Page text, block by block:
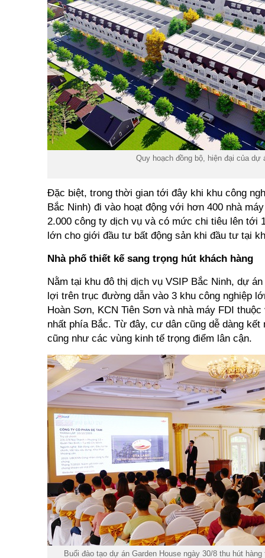
Quy hoạch đồng bộ, hiện đại của dự
Đặc biệt, trong thời gian tới đây khi khu công
Bắc Ninh) đi vào hoạt động với hơn 400 nhà
2.000 công ty dịch vụ và có mức chi tiêu lên tới
lớn cho giới đầu tư bất động sản khi đầu tư tại
Nhà phố thiết kế sang trọng hút khách hàng
Nằm tại khu đô thị dịch vụ VSIP Bắc Ninh, dự
lợi trên trục đường dẫn vào 3 khu công nghiệp
Hoàn Sơn, KCN Tiên Sơn và nhà máy FDI
nhất phía Bắc. Từ đây, cư dân cũng dễ dàng
cũng như các vùng kinh tế trọng điểm lân cận.
Buổi đào tạo dự án Garden House ngày 30/8 thu hút